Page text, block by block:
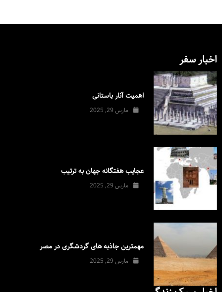
اخبار سفر
اهمیت آثار باستانی
مارس 29, 2025
عجایب هفتگانه جهان به ترتیب
مارس 29, 2025
مهمترین جاذبه های گردشگری در مصر
مارس 29, 2025